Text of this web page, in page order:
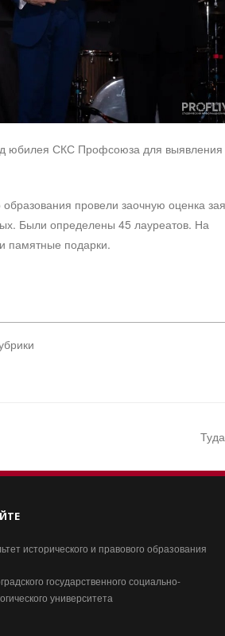
юбилея СКС Профсоюза для выявления
провели заочную оценка
Были определены 45 лауреатов. На
памятные подарки.
Туда
исторического и правового образования
государственного социально-
университета